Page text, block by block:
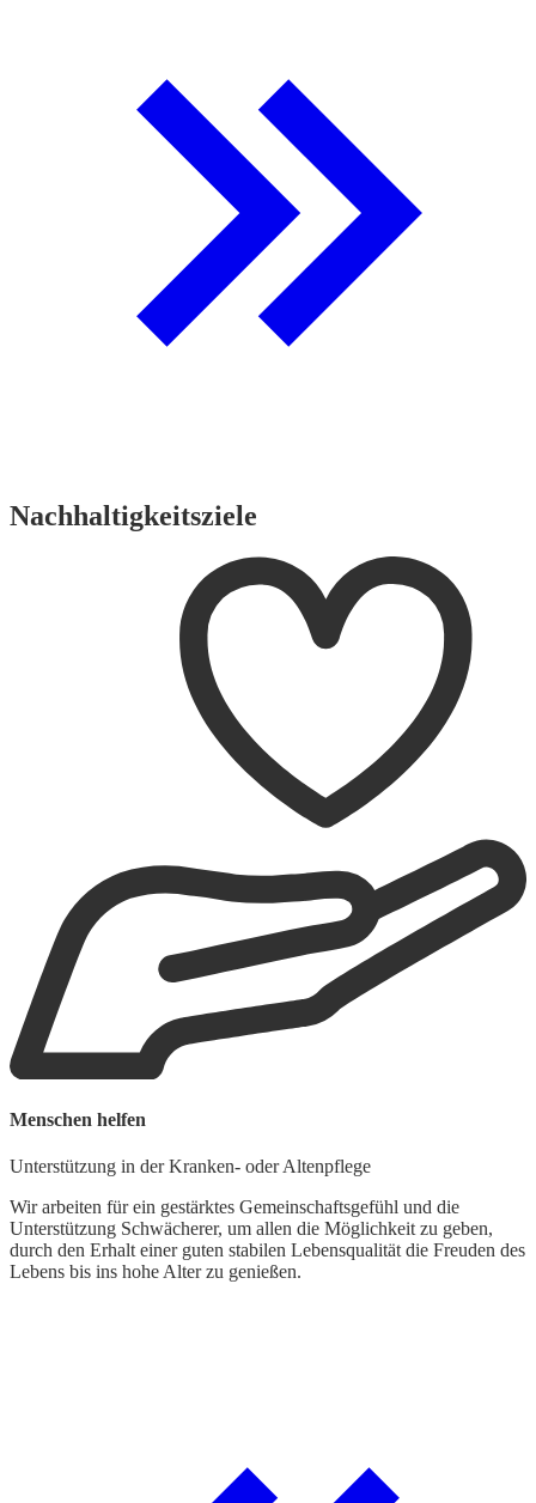
Nachhaltigkeitsziele
Menschen helfen
Unterstützung in der Kranken- oder Altenpflege
Wir arbeiten für ein gestärktes Gemeinschaftsgefühl und die
Unterstützung Schwächerer, um allen die Möglichkeit zu geben,
durch den Erhalt einer guten stabilen Lebensqualität die Freuden des
Lebens bis ins hohe Alter zu genießen.